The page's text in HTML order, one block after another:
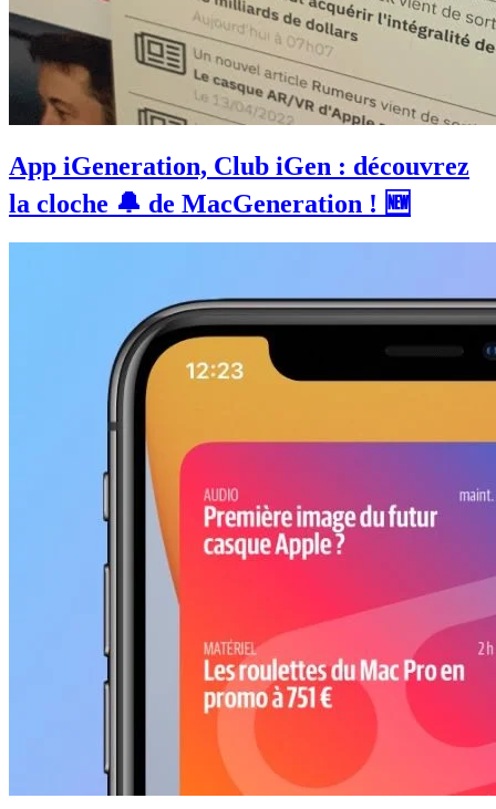
App iGeneration, Club iGen : découvrez
la cloche 🔔 de MacGeneration ! 🆕